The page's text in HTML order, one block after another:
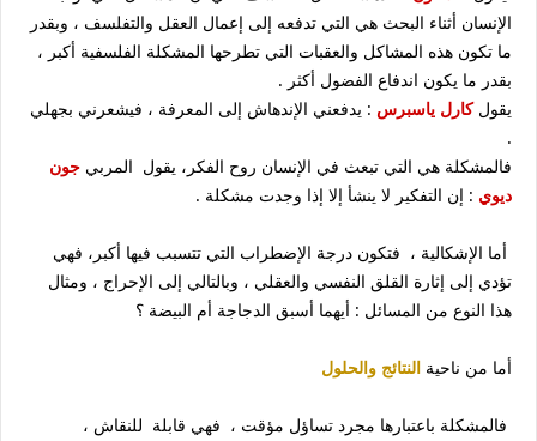
الإنسان أثناء البحث هي التي تدفعه إلى إعمال العقل والتفلسف ، وبقدر
ما تكون هذه المشاكل والعقبات التي تطرحها المشكلة الفلسفية أكبر ،
بقدر ما يكون اندفاع الفضول أكثر .
يقول كارل ياسبرس : يدفعني الإندهاش إلى المعرفة ، فيشعرني بجهلي
.
فالمشكلة هي التي تبعث في الإنسان روح الفكر، يقول المربي جون
ديوي : إن التفكير لا ينشأ إلا إذا وجدت مشكلة .
أما الإشكالية ، فتكون درجة الإضطراب التي تتسبب فيها أكبر، فهي
تؤدي إلى إثارة القلق النفسي والعقلي ، وبالتالي إلى الإحراج ، ومثال
هذا النوع من المسائل : أيهما أسبق الدجاجة أم البيضة ؟
أما من ناحية النتائج والحلول
فالمشكلة باعتبارها مجرد تساؤل مؤقت ، فهي قابلة للنقاش ،